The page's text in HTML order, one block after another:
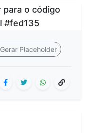
Gerar Placeholder